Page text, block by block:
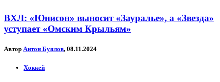
ВХЛ: «Юнисон» выносит «Зауралье», а «Звезда»
уступает «Омским Крыльям»
Автор Антон Буялов, 08.11.2024
Хоккей